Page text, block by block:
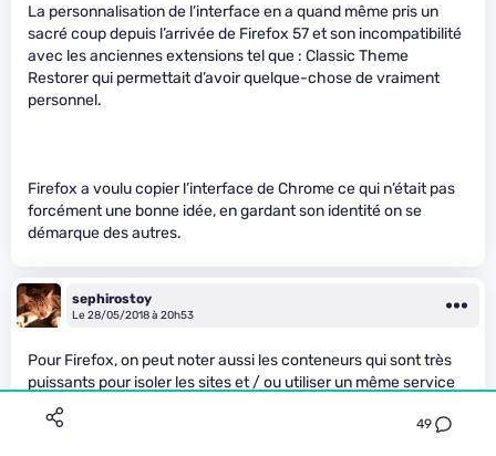
49
La personnalisation de l’interface en a quand même pris un
sacré coup depuis l’arrivée de Firefox 57 et son incompatibilité
avec les anciennes extensions tel que : Classic Theme
Restorer qui permettait d’avoir quelque-chose de vraiment
personnel.
Firefox a voulu copier l’interface de Chrome ce qui n’était pas
forcément une bonne idée, en gardant son identité on se
démarque des autres.
sephirostoy
Le 28/05/2018 à 20h53
Pour Firefox, on peut noter aussi les conteneurs qui sont très
puissants pour isoler les sites et / ou utiliser un même service
avec différents compte sans avoir à passer en mode privé ou
ouvrir un autre browser.